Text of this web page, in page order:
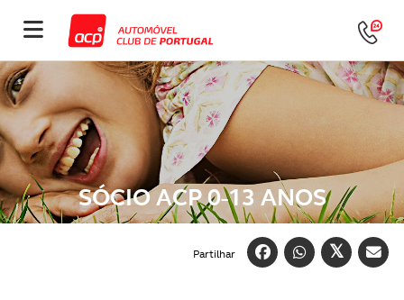
SÓCIO ACP 0-13 ANOS
Partilhar